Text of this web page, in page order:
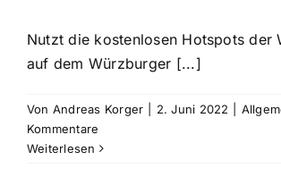
Nutzt die kostenlosen Hotspots der
auf dem Würzburger [...]
Von Andreas Korger 2. Juni 2022
Kommentare
Weiterlesen